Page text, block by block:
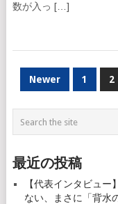
数が入っ […]
ナ
ゲ
ー
Newer 1 2
最近の投稿
【代表インタビュ
ない、まさに「背水